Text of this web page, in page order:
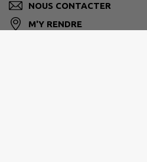
NOUS CONTACTER
M'Y RENDRE